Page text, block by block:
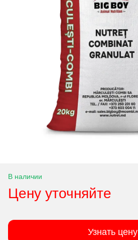
В наличии
Цену уточняйте
Узнать цену